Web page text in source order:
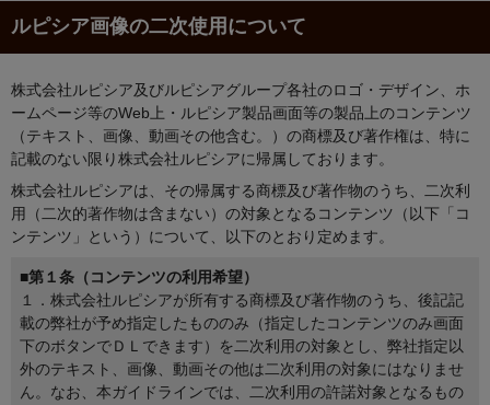
ルピシア画像の二次使用について
株式会社ルピシア及びルピシアグループ各社のロゴ・デザイン、ホ
ームページ等のWeb上・ルピシア製品画面等の製品上のコンテンツ
（テキスト、画像、動画その他含む。）の商標及び著作権は、特に
記載のない限り株式会社ルピシアに帰属しております。
株式会社ルピシアは、その帰属する商標及び著作物のうち、二次利
用（二次的著作物は含まない）の対象となるコンテンツ（以下「コ
ンテンツ」という）について、以下のとおり定めます。
■第１条（コンテンツの利用希望）
１． 株式会社ルピシアが所有する商標及び著作物のうち、後記記
載の弊社が予め指定したもののみ（指定したコンテンツのみ画面
下のボタンでＤＬできます）を二次利用の対象とし、弊社指定以
外のテキスト、画像、動画その他は二次利用の対象にはなりませ
ん。なお、本ガイドラインでは、二次利用の許諾対象となるもの